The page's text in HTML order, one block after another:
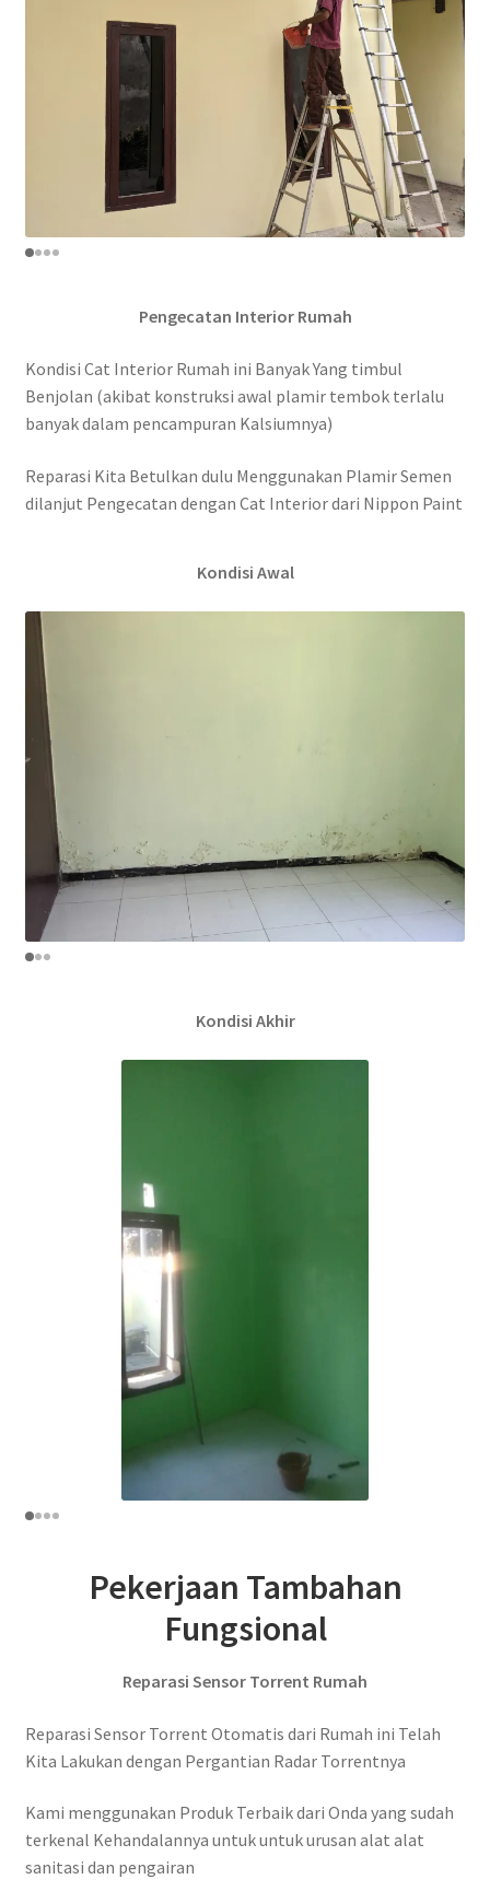
Pengecatan Interior Rumah
Kondisi Cat Interior Rumah ini Banyak Yang timbul
Benjolan (akibat konstruksi awal plamir tembok terlalu
banyak dalam pencampuran Kalsiumnya)
Reparasi Kita Betulkan dulu Menggunakan Plamir Semen
dilanjut Pengecatan dengan Cat Interior dari Nippon Paint
Kondisi Awal
Kondisi Akhir
Pekerjaan Tambahan
Fungsional
Reparasi Sensor Torrent Rumah
Reparasi Sensor Torrent Otomatis dari Rumah ini Telah
Kita Lakukan dengan Pergantian Radar Torrentnya
Kami menggunakan Produk Terbaik dari Onda yang sudah
terkenal Kehandalannya untuk untuk urusan alat alat
sanitasi dan pengairan